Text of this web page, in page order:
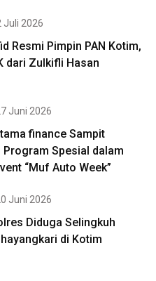
Juli 2026
Resmi Pimpin PAN Kotim,
dari Zulkifli Hasan
Juni 2026
finance Sampit
Program Spesial dalam
“Muf Auto Week”
Juni 2026
Diduga Selingkuh
di Kotim